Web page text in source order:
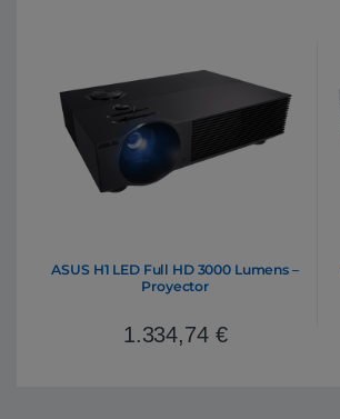
ASUS H1 LED Full HD 3000 Lumens –
Proyector
1.334,74 €